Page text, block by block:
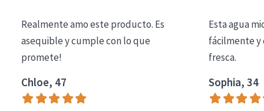
Limpieza
COLECCIÓN
Essentials
Lift+
Realmente amo este producto. Es
asequible y cumple con lo que
promete!
Chloe, 47
Esta agua
fácilmente y
fresca.
Sophia, 34